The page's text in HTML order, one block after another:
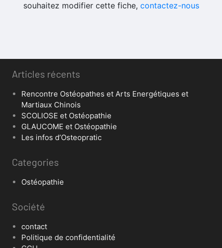
souhaitez modifier cette fiche, contactez-nous
Articles récents
Rencontre Ostéopathes et Arts Energétiques et
Martiaux Chinois
SCOLIOSE et Ostéopathie
GLAUCOME et Ostéopathie
Les infos d’Osteopratic
Categories
Ostéopathie
Société
contact
Politique de confidentialité